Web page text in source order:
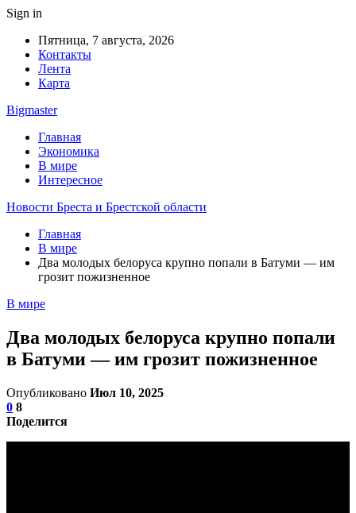
Sign in
Пятница, 7 августа, 2026
Контакты
Лента
Карта
Bigmaster
Главная
Экономика
В мире
Интересное
Новости Бреста и Брестской области
Главная
В мире
Два молодых белоруса крупно попали в Батуми — им
грозит пожизненное
В мире
Два молодых белоруса крупно попали
в Батуми — им грозит пожизненное
Опубликовано Июл 10, 2025
0 8
Поделится